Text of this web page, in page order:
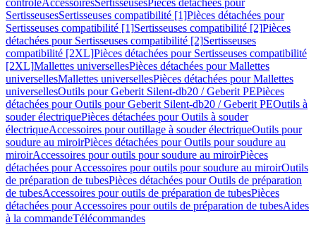
contrôleAccessoiresSertisseusesPièces détachées pour
SertisseusesSertisseuses compatibilité [1]Pièces détachées pour
Sertisseuses compatibilité [1]Sertisseuses compatibilité [2]Pièces
détachées pour Sertisseuses compatibilité [2]Sertisseuses
compatibilité [2XL]Pièces détachées pour Sertisseuses compatibilité
[2XL]Mallettes universellesPièces détachées pour Mallettes
universellesMallettes universellesPièces détachées pour Mallettes
universellesOutils pour Geberit Silent-db20 / Geberit PEPièces
détachées pour Outils pour Geberit Silent-db20 / Geberit PEOutils à
souder électriquePièces détachées pour Outils à souder
électriqueAccessoires pour outillage à souder électriqueOutils pour
soudure au miroirPièces détachées pour Outils pour soudure au
miroirAccessoires pour outils pour soudure au miroirPièces
détachées pour Accessoires pour outils pour soudure au miroirOutils
de préparation de tubesPièces détachées pour Outils de préparation
de tubesAccessoires pour outils de préparation de tubesPièces
détachées pour Accessoires pour outils de préparation de tubesAides
à la commandeTélécommandes